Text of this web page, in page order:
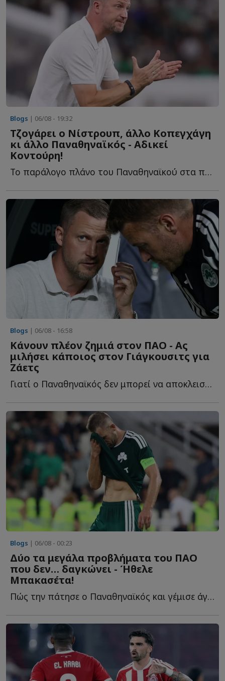
Blogs | 06/08 - 19:32
Τζογάρει ο Νίστρουπ, άλλο Κοπεγχάγη
κι άλλο Παναθηναϊκός - Αδικεί
Κοντούρη!
Το παράλογο πλάνο του Παναθηναϊκού στα προκριματικά, ο...
Blogs | 06/08 - 16:58
Κάνουν πλέον ζημιά στον ΠΑΟ - Ας
μιλήσει κάποιος στον Γιάγκουσιτς για
Ζάετς
Γιατί ο Παναθηναϊκός δεν μπορεί να αποκλειστεί από τ...
Blogs | 06/08 - 00:23
Δύο τα μεγάλα προβλήματα του ΠΑΟ
που δεν… δαγκώνει - Ήθελε
Μπακασέτα!
Πώς την πάτησε ο Παναθηναϊκός και γέμισε άγχος ενόψει τ...